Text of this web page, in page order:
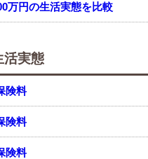
万円の生活実態を比較
活実態
険料
険料
険料